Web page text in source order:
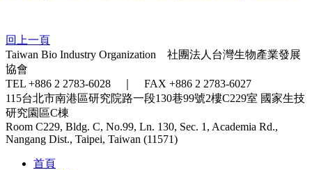
回上一頁
Taiwan Bio Industry Organization 社團法人台灣生物產業發展
協會
TEL +886 2 2783-6028 ｜ FAX +886 2 2783-6027
115台北市南港區研究院路一段130巷99號2樓C229室 國家生技
研究園區C棟
Room C229, Bldg. C, No.99, Ln. 130, Sec. 1, Academia Rd.,
Nangang Dist., Taipei, Taiwan (11571)
首頁